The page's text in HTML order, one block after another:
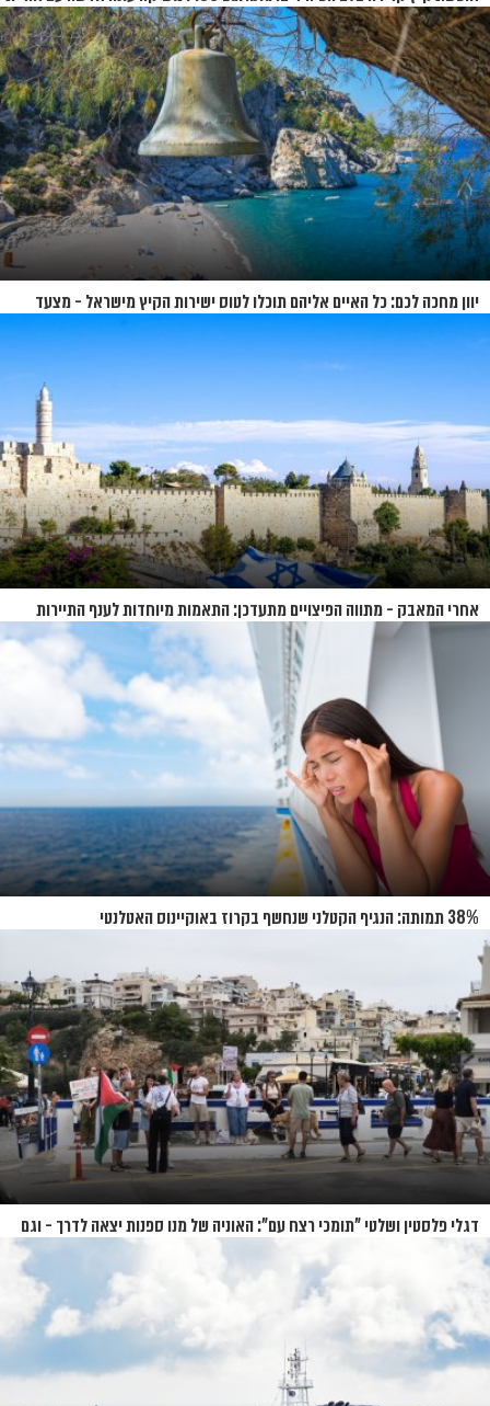
קרוז רחבת היקף
יוון מחכה לכם: כל האיים אליהם תוכלו לטוס ישירות הקיץ מישראל - מצעד
האיים של קיץ 2026
אחרי המאבק - מתווה הפיצויים מתעדכן: התאמות מיוחדות לענף התיירות
38% תמותה: הנגיף הקטלני שנחשף בקרוז באוקיינוס האטלנטי
דגלי פלסטין ושלטי "תומכי רצח עם": האוניה של מנו ספנות יצאה לדרך - וגם
המחאות